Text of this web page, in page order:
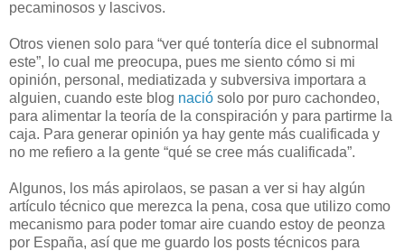
pecaminosos y lascivos.
Otros vienen solo para “ver qué tontería dice el subnormal
este”, lo cual me preocupa, pues me siento cómo si mi
opinión, personal, mediatizada y subversiva importara a
alguien, cuando este blog nació solo por puro cachondeo,
para alimentar la teoría de la conspiración y para partirme la
caja. Para generar opinión ya hay gente más cualificada y
no me refiero a la gente “qué se cree más cualificada”.
Algunos, los más apirolaos, se pasan a ver si hay algún
artículo técnico que merezca la pena, cosa que utilizo como
mecanismo para poder tomar aire cuando estoy de peonza
por España, así que me guardo los posts técnicos para